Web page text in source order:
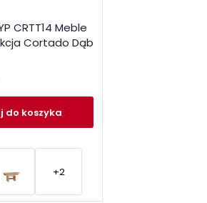
CRTT14 Meble
Cortado Dąb
do koszyka
+2